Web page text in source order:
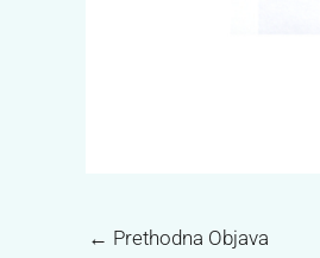
← Prethodna Objava